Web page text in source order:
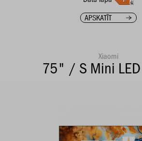
APSKATĪT
Xiaomi
75" / S Mini